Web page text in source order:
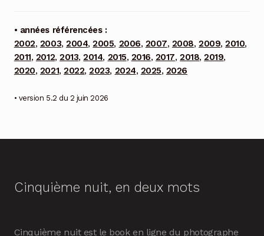
• années référencées :
2002, 2003,2004,2005, 2006, 2007, 2008,2009,2010,
2011, 2012,2013,2014, 2015, 2016, 2017,2018,2019,
2020, 2021,2022,2023, 2024, 2025, 2026
• version 5.2 du 2 juin 2026
Cinquième nuit, en deux mots
Cinquième nuit est le book en ligne du photographe